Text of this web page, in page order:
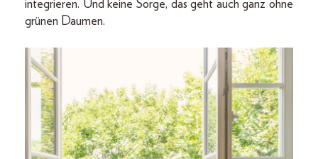
integrieren. Und keine Sorge, das geht auch ganz ohne
grünen Daumen.